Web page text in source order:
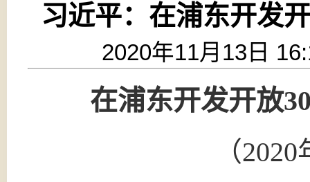
习近平：在浦东开发
2020年11月13日
在浦东开发开放
（